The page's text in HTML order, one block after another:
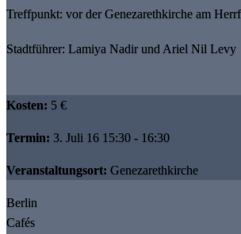
Treffpunkt: vor der Genezarethkirche am
Stadtführer: Lamiya Nadir und Ariel Nil Levy
Kosten: 5 €
Termin: 3. Juli 16 15:30 - 16:30
Veranstaltungsort: Genezarethkirche
Berlin
Cafés